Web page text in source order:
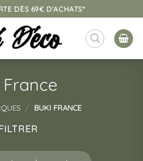
DÈS 69€ D'ACHATS*
/ BUKI FRANCE